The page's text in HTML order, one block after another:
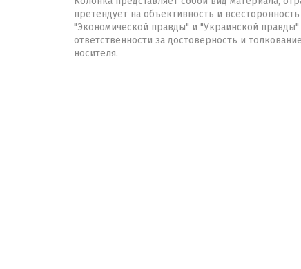
претендует на объективность и
"Экономической правды" и "Украинской
ответственности за достоверность и
носителя.